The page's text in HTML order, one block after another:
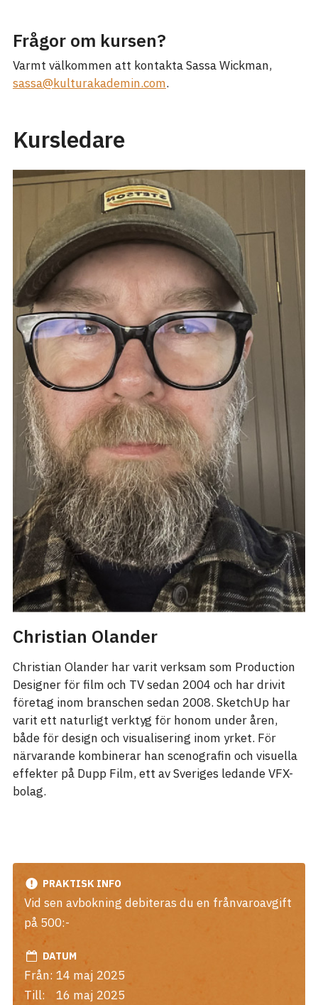
Frågor om kursen?
Varmt välkommen att kontakta Sassa Wickman,
sassa@kulturakademin.com.
Kursledare
Christian Olander
Christian Olander har varit verksam som Production
Designer för film och TV sedan 2004 och har drivit
företag inom branschen sedan 2008. SketchUp har
varit ett naturligt verktyg för honom under åren,
både för design och visualisering inom yrket. För
närvarande kombinerar han scenografin och visuella
effekter på Dupp Film, ett av Sveriges ledande VFX-
bolag.
PRAKTISK INFO
Vid sen avbokning debiteras du en frånvaroavgift
på 500:-
DATUM
Från: 14 maj 2025
Till:
16 maj 2025